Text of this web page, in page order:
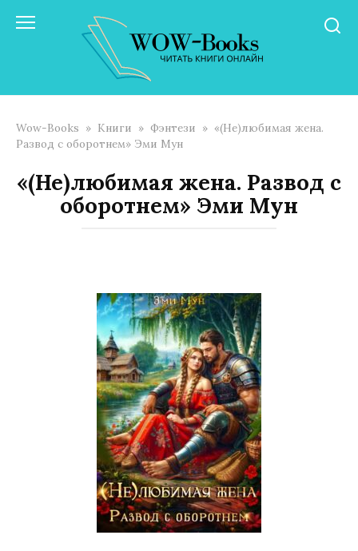
Wow-Books » Книги » Фэнтези » «(Не)любимая жена.
Развод с оборотнем» Эми Мун
«(Не)любимая жена. Развод с
оборотнем» Эми Мун